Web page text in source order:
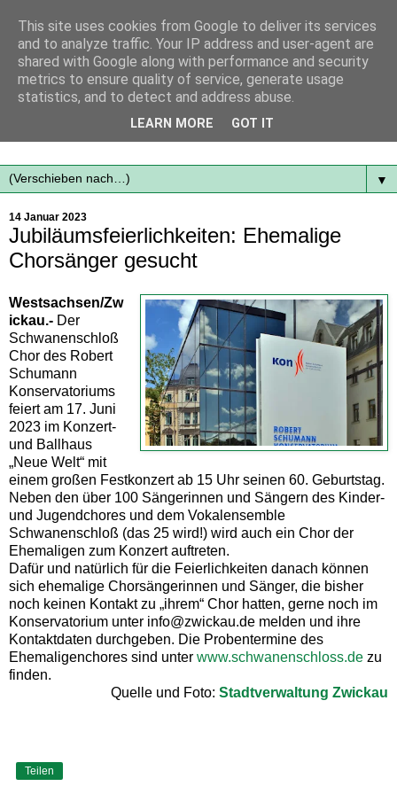
Mit frischen Themen aus der Region immer auf dem
▼
14 Januar 2023
Jubiläumsfeierlichkeiten: Ehemalige
Chorsänger gesucht
Westsachsen/Zw
ickau.- Der
Schwanenschloß
Chor des Robert
Schumann
Konservatoriums
feiert am 17. Juni
2023 im Konzert-
und Ballhaus
„Neue Welt“ mit
einem großen Festkonzert ab 15 Uhr seinen 60. Geburtstag.
Neben den über 100 Sängerinnen und Sängern des Kinder-
und Jugendchores und dem Vokalensemble
Schwanenschloß (das 25 wird!) wird auch ein Chor der
Ehemaligen zum Konzert auftreten.
Dafür und natürlich für die Feierlichkeiten danach können
sich ehemalige Chorsängerinnen und Sänger, die bisher
noch keinen Kontakt zu „ihrem“ Chor hatten, gerne noch im
Konservatorium unter info@zwickau.de melden und ihre
Kontaktdaten durchgeben. Die Probentermine des
Ehemaligenchores sind unter www.schwanenschloss.de zu
finden.
Quelle und Foto: Stadtverwaltung Zwickau
Teilen
This site uses cookies from Google to deliver its services
and to analyze traffic. Your IP address and user-agent are
shared with Google along with performance and security
metrics to ensure quality of service, generate usage
statistics, and to detect and address abuse.
LEARN MORE GOT IT